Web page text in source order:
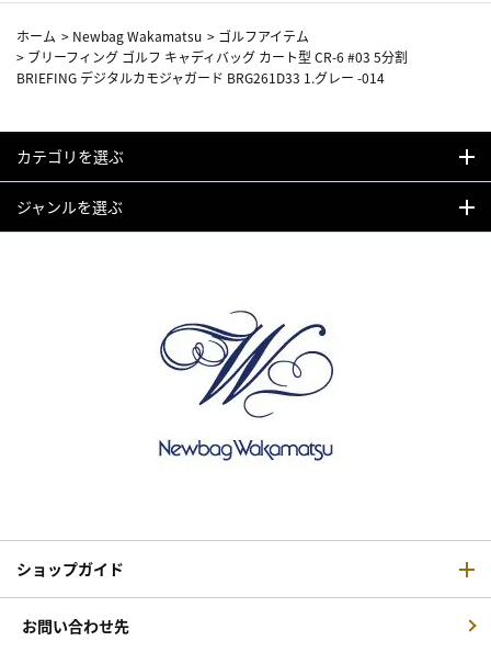
ホーム > Newbag Wakamatsu > ゴルフアイテム
> ブリーフィング ゴルフ キャディバッグ カート型 CR-6 #03 5分割
BRIEFING デジタルカモジャガード BRG261D33 1.グレー -014
カテゴリを選ぶ
ジャンルを選ぶ
ショップガイド
お問い合わせ先